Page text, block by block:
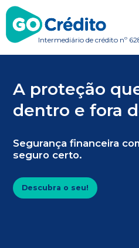
Intermediário de crédito nº
A proteção
dentro e fora
Segurança financeira
seguro certo.
Descubra o seu!